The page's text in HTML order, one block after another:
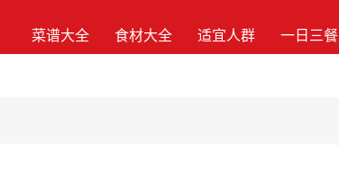
菜谱大全 食材大全 适宜人群 一日三餐